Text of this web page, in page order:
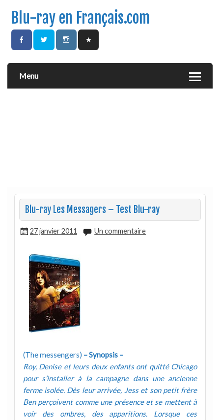
Blu-ray en Français.com
Menu
Blu-ray Les Messagers – Test Blu-ray
27 janvier 2011 Un commentaire
(The messengers) – Synopsis –
Roy, Denise et leurs deux enfants ont quitté Chicago
pour s’installer à la campagne dans une ancienne
ferme isolée. Dès leur arrivée, Jess et son petit frère
Ben perçoivent comme une présence et se mettent à
voir des ombres, des apparitions. Lorsque ces